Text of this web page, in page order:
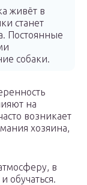
живёт в
станет
Постоянные
собаки.
на
возникает
хозяина,
в
обучаться.